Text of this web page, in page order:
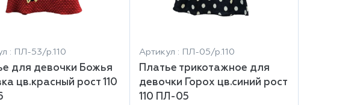
: ПЛ-53/р.110
для девочки Божья
цв.красный рост 110
Артикул : ПЛ-05/р.110
Платье трикотажное для
девочки Горох цв.синий рост
110 ПЛ-05